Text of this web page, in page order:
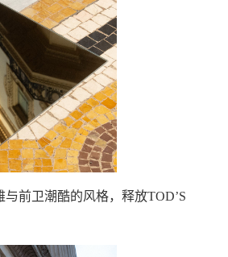
前卫潮酷的风格，释放TOD’S